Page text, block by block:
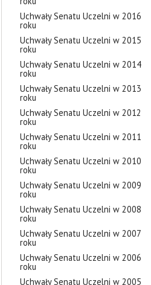
Uchwały Senatu Uczelni w 2016
roku
Uchwały Senatu Uczelni w 2015
roku
Uchwały Senatu Uczelni w 2014
roku
Uchwały Senatu Uczelni w 2013
roku
Uchwały Senatu Uczelni w 2012
roku
Uchwały Senatu Uczelni w 2011
roku
Uchwały Senatu Uczelni w 2010
roku
Uchwały Senatu Uczelni w 2009
roku
Uchwały Senatu Uczelni w 2008
roku
Uchwały Senatu Uczelni w 2007
roku
Uchwały Senatu Uczelni w 2006
roku
Uchwały Senatu Uczelni w 2005